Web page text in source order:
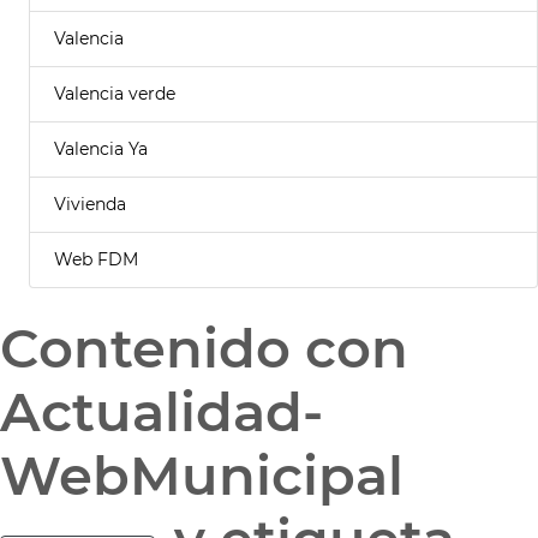
Valencia
Valencia verde
Valencia Ya
Vivienda
Web FDM
Contenido con
Actualidad-
WebMunicipal